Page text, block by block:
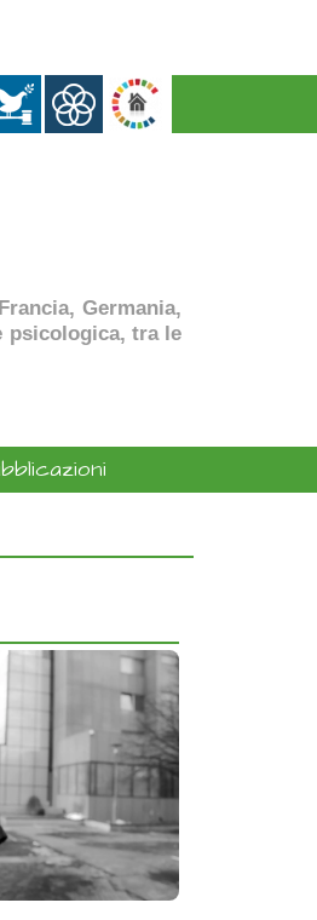
Germania,
psicologica, tra le